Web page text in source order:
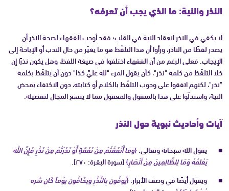
النذر والنية: ما الذي يجب أن تعرفه؟
لا يكفي في النذر انعقاد النية في القلب؛ فقد أوجب الفقهاء لصحة النذر أن
يصدر لفظًا من الناذر، ورأوا أن هذا التلفّظ هو ما يغيّر من حال الندب أو الإباحة إلى
الإيجاب. فعلى الرغم من أن الفقهاء اختلفوا في صيغة اللفظ، وهل يكون نذرًا إن
خلا التلفّظ من كلمة "نذر"، كأن يقول المرء "لله عليَّ كذا" دون أن يتلفّظ بكلمة
"نذر"، لكنهم اتفقوا على وجوب التلفّظ بالكلام أو كتابته، دون الاكتفاء بمحض
النية، واستدلّوا على هذا بالمنقول والمعقول مما لا يتسع المجال لتفصيله.
آيات وأحاديث نبوية حول النذر
يقول الله سبحانه وتعالى:{وَمَا أَنْفَقْتُمْ مِنْ نَفَقَةٍ أَوْ نَذَرْتُمْ مِنْ نَذْرٍ فَإِنَّ اللَّهَ
يَعْلَمُهُ وَمَا لِلظَّالِمِينَ مِنْ أَنْصَارٍ}[سورة البقرة: ٢٧٠].
ويقول أيضًا في وصف الأبرار:{يُوفُونَ بِالنَّذْرِ وَيَخَافُونَ يَوْماً كَانَ شره